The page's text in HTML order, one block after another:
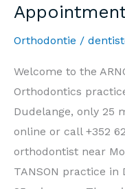
et
Orthodontie /
Welcome to the
Orthodontics
Dudelange, only 25
online or call +352
orthodontist near
TANSON practice